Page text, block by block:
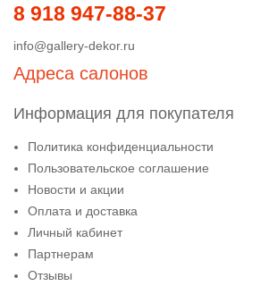
8 918 947-88-37
info@gallery-dekor.ru
Адреса салонов
Информация для покупателя
Политика конфиденциальности
Пользовательское соглашение
Новости и акции
Оплата и доставка
Личный кабинет
Партнерам
Отзывы